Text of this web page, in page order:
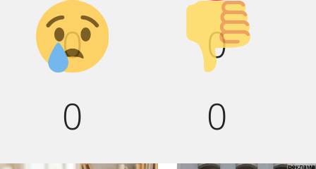
0 0
Грусть :(
0
Палец
вниз!
0